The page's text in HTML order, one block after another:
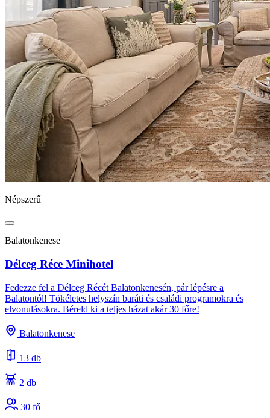
Népszerű
Balatonkenese
Délceg Réce Minihotel
Fedezze fel a Délceg Récét Balatonkenesén, pár lépésre a
Balatontól! Tökéletes helyszín baráti és családi programokra és
elvonulásokra. Béreld ki a teljes házat akár 30 főre!
Balatonkenese
13 db
2 db
30 fő